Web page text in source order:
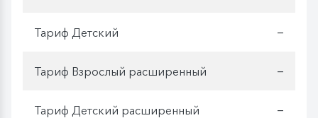
Тариф Детский —
Тариф Взрослый расширенный —
Тариф Детский расширенный —